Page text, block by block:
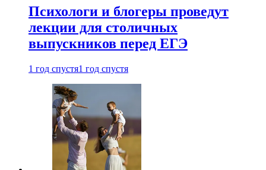
Психологи и блогеры проведут
лекции для столичных
выпускников перед ЕГЭ
1 год спустя1 год спустя